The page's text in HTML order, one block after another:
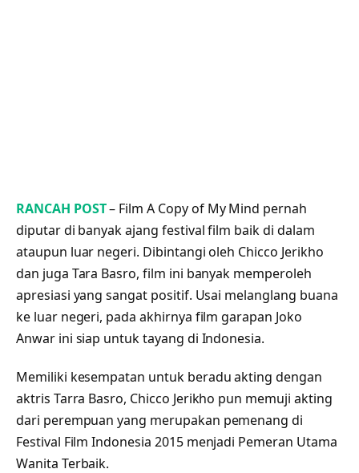
RANCAH POST– Film A Copy of My Mind pernah
diputar di banyak ajang festival film baik di dalam
ataupun luar negeri. Dibintangi oleh Chicco Jerikho
dan juga Tara Basro, film ini banyak memperoleh
apresiasi yang sangat positif. Usai melanglang buana
ke luar negeri, pada akhirnya film garapan Joko
Anwar ini siap untuk tayang di Indonesia.
Memiliki kesempatan untuk beradu akting dengan
aktris Tarra Basro, Chicco Jerikho pun memuji akting
dari perempuan yang merupakan pemenang di
Festival Film Indonesia 2015 menjadi Pemeran Utama
Wanita Terbaik.